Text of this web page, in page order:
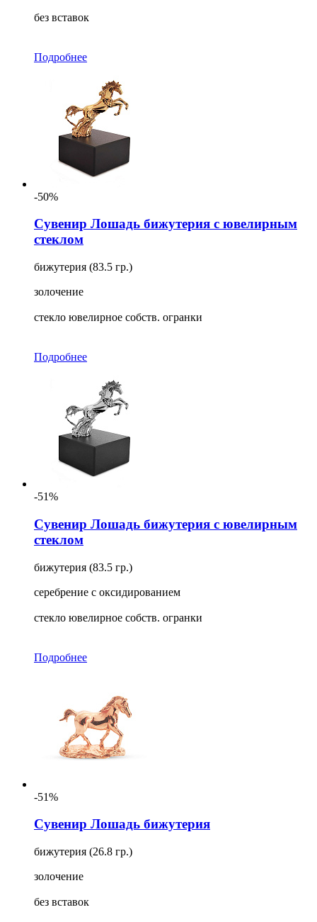
без вставок
Подробнее
-50%
Сувенир Лошадь бижутерия с ювелирным
стеклом
бижутерия (83.5 гр.)
золочение
стекло ювелирное собств. огранки
Подробнее
-51%
Сувенир Лошадь бижутерия с ювелирным
стеклом
бижутерия (83.5 гр.)
серебрение с оксидированием
стекло ювелирное собств. огранки
Подробнее
-51%
Сувенир Лошадь бижутерия
бижутерия (26.8 гр.)
золочение
без вставок